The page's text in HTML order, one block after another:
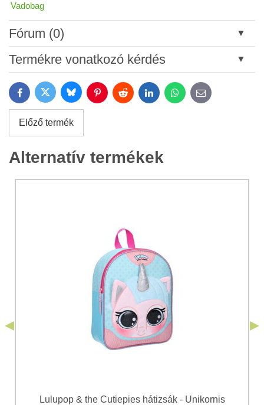
Vadobag
Fórum (0)
Új hozzászólás
Cím:
Név:*
Hozzájárulok a személyes adatok kezeléséhez a űrlap
elküldése céljából. Megismertem a Bomba
feltételeit.
Termékre vonatkozó kérdés
*
Az Ön email címe: *
FacebookTwitter BlueskyPinterestReddit LinkedInWhatsApp
E-
mail
Előző termék
Alternatív termékek
Lulupop & the Cutiepies hátizsák - Unikornis